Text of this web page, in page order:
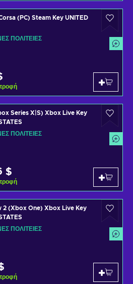
(PC) Steam Key UNITED
ΠΟΛΙΤΕΊΕΣ
Series X|S) Xbox Live Key
ΠΟΛΙΤΕΊΕΣ
$
2 (Xbox One) Xbox Live Key
ΠΟΛΙΤΕΊΕΣ